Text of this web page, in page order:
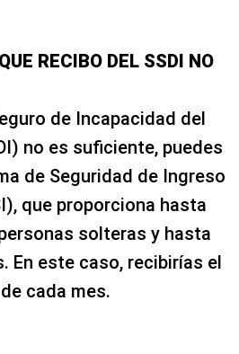
RECIBO DEL SSDI NO
de Incapacidad del
no es suficiente, puedes
de Seguridad de Ingreso
que proporciona hasta
solteras y hasta
En este caso, recibirías el
cada mes.